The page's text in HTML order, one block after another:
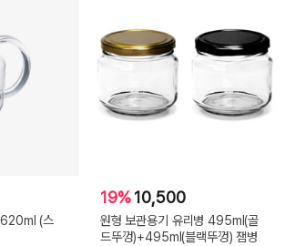
620ml (스
19%10,500
원형 보관용기 유리병 495ml(골
드뚜껑)+495ml(블랙뚜껑) 잼병